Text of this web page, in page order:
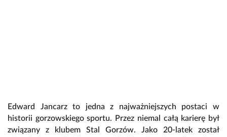
Edward Jancarz to jedna z najważniejszych postaci w
historii gorzowskiego sportu. Przez niemal całą karierę był
związany z klubem Stal Gorzów. Jako 20-latek został